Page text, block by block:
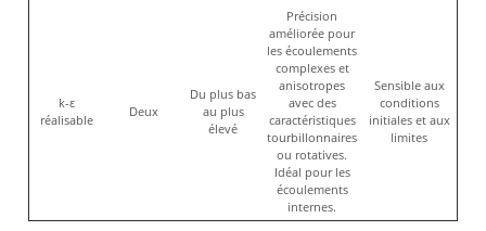
k-ε
réalisable
Deux
Du plus bas
au plus
élevé
Précision
améliorée pour
les écoulements
complexes et
anisotropes
avec des
caractéristiques
tourbillonnaires
ou rotatives.
Idéal pour les
écoulements
internes.
Sensible aux
conditions
initiales et aux
limites